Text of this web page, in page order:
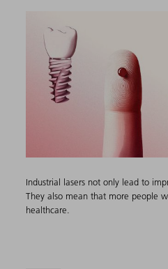
Industrial lasers not only lead to
They also mean that more people
healthcare.